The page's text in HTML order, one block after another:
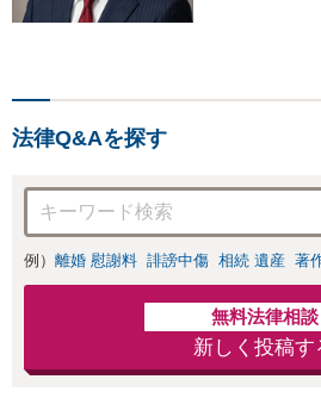
法律Q&Aを探す
例） 離婚 慰謝料 誹謗中傷 相続 遺産 著
無料法律相談
新しく投稿す